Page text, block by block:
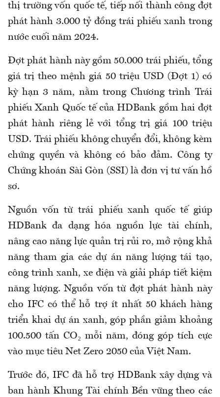
thị trường vốn quốc tế, tiếp nối thành công đợt
phát hành 3.000 tỷ đồng trái phiếu xanh trong
nước cuối năm 2024.
Đợt phát hành này gồm 50.000 trái phiếu, tổng
giá trị theo mệnh giá 50 triệu USD (Đợt 1) có
kỳ hạn 3 năm, nằm trong Chương trình Trái
phiếu Xanh Quốc tế của HDBank gồm hai đợt
phát hành riêng lẻ với tổng trị giá 100 triệu
USD. Trái phiếu không chuyển đổi, không kèm
chứng quyền và không có bảo đảm. Công ty
Chứng khoán Sài Gòn (SSI) là đơn vị tư vấn hồ
sơ.
Nguồn vốn từ trái phiếu xanh quốc tế giúp
HDBank đa dạng hóa nguồn lực tài chính,
nâng cao năng lực quản trị rủi ro, mở rộng khả
năng tham gia các dự án năng lượng tái tạo,
công trình xanh, xe điện và giải pháp tiết kiệm
năng lượng. Nguồn vốn từ đợt phát hành này
cho IFC có thể hỗ trợ ít nhất 50 khách hàng
triển khai dự án xanh, góp phần giảm khoảng
100.500 tấn CO₂ mỗi năm, đóng góp tích cực
vào mục tiêu Net Zero 2050 của Việt Nam.
Trước đó, IFC đã hỗ trợ HDBank xây dựng và
ban hành Khung Tài chính Bền vững theo các